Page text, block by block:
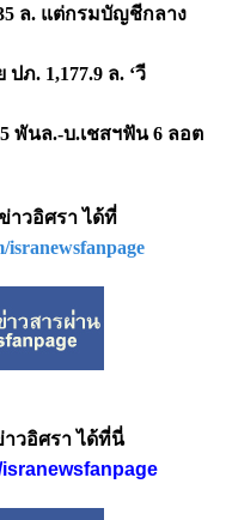
ล. แต่กรมบัญชีกลาง
ภ. 1,177.9 ล. ‘วี
พันล.-บ.เชสฯฟัน 6 ลอต
าวอิศรา ได้ที่
isranewsfanpage
วอิศรา ได้ที่นี่